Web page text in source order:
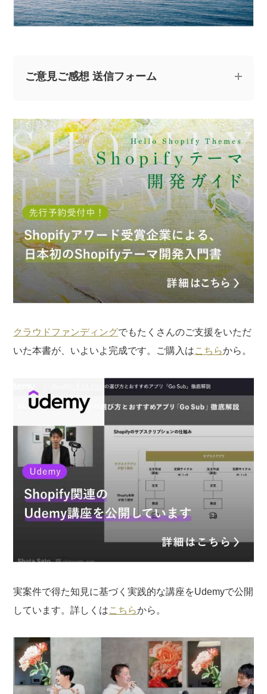
ご意見ご感想 送信フォーム
にお寄せください。
※なお、ご質問については回答できない場合と、当ブログ
の記事にて個人情報を伏せたうえで回答させていただく
場合がございます。あらかじめご了承ください。
クラウドファンディングでもたくさんのご支援をいただ
いた本書が、いよいよ完成です。ご購入はこちらから。
実案件で得た知見に基づく実践的な講座をUdemyで公開
しています。詳しくはこちらから。